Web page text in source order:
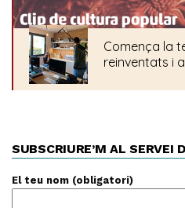
SUBSCRIURE’M AL SERVEI
El teu nom (obligatori)